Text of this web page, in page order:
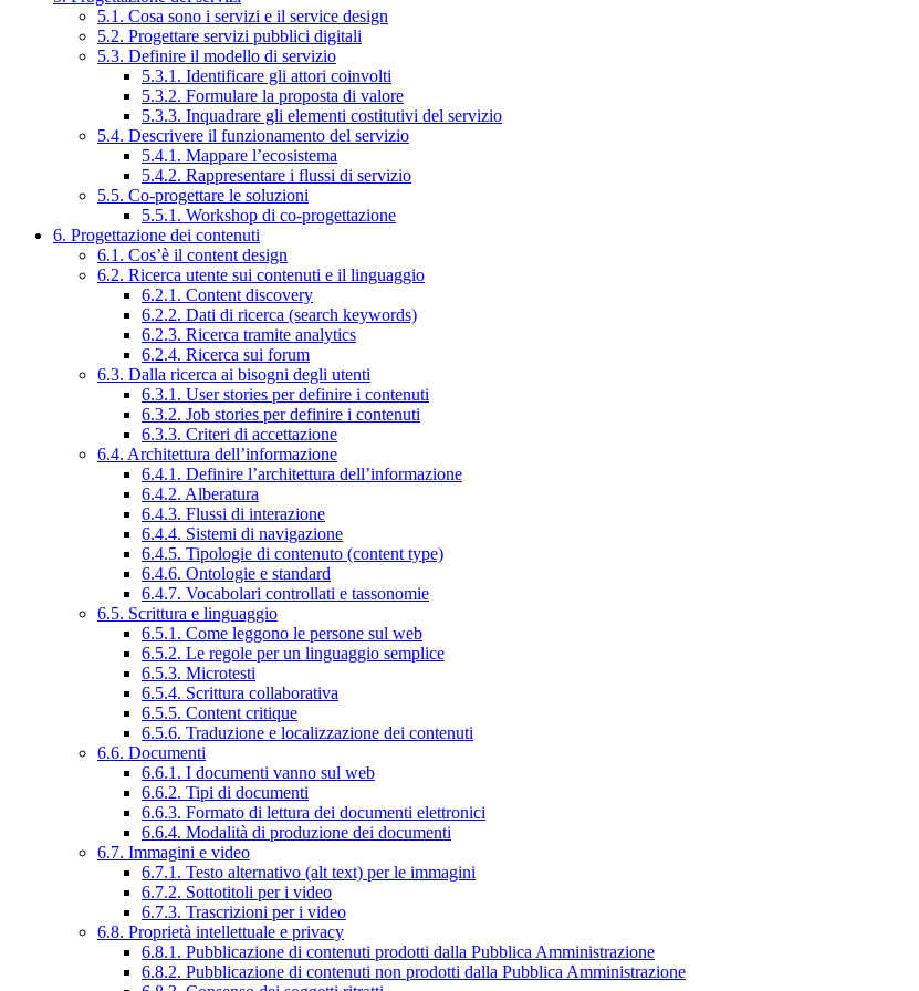
5.1. Cosa sono i servizi e il service design
5.2. Progettare servizi pubblici digitali
5.3. Definire il modello di servizio
5.3.1. Identificare gli attori coinvolti
5.3.2. Formulare la proposta di valore
5.3.3. Inquadrare gli elementi costitutivi del servizio
5.4. Descrivere il funzionamento del servizio
5.4.1. Mappare l’ecosistema
5.4.2. Rappresentare i flussi di servizio
5.5. Co-progettare le soluzioni
5.5.1. Workshop di co-progettazione
6. Progettazione dei contenuti
6.1. Cos’è il content design
6.2. Ricerca utente sui contenuti e il linguaggio
6.2.1. Content discovery
6.2.2. Dati di ricerca (search keywords)
6.2.3. Ricerca tramite analytics
6.2.4. Ricerca sui forum
6.3. Dalla ricerca ai bisogni degli utenti
6.3.1. User stories per definire i contenuti
6.3.2. Job stories per definire i contenuti
6.3.3. Criteri di accettazione
6.4. Architettura dell’informazione
6.4.1. Definire l’architettura dell’informazione
6.4.2. Alberatura
6.4.3. Flussi di interazione
6.4.4. Sistemi di navigazione
6.4.5. Tipologie di contenuto (content type)
6.4.6. Ontologie e standard
6.4.7. Vocabolari controllati e tassonomie
6.5. Scrittura e linguaggio
6.5.1. Come leggono le persone sul web
6.5.2. Le regole per un linguaggio semplice
6.5.3. Microtesti
6.5.4. Scrittura collaborativa
6.5.5. Content critique
6.5.6. Traduzione e localizzazione dei contenuti
6.6. Documenti
6.6.1. I documenti vanno sul web
6.6.2. Tipi di documenti
6.6.3. Formato di lettura dei documenti elettronici
6.6.4. Modalità di produzione dei documenti
6.7. Immagini e video
6.7.1. Testo alternativo (alt text) per le immagini
6.7.2. Sottotitoli per i video
6.7.3. Trascrizioni per i video
6.8. Proprietà intellettuale e privacy
6.8.1. Pubblicazione di contenuti prodotti dalla Pubblica Amministrazione
6.8.2. Pubblicazione di contenuti non prodotti dalla Pubblica Amministrazione